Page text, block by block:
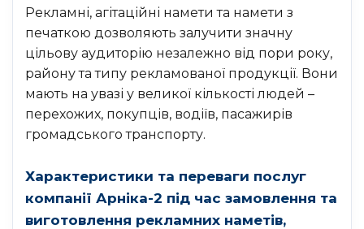
Рекламні, агітаційні намети та намети з
печаткою дозволяють залучити значну
цільову аудиторію незалежно від пори року,
району та типу рекламованої продукції. Вони
мають на увазі у великої кількості людей –
перехожих, покупців, водіїв, пасажирів
громадського транспорту.
Характеристики та переваги послуг
компанії Арніка-2 під час замовлення та
виготовлення рекламних наметів,